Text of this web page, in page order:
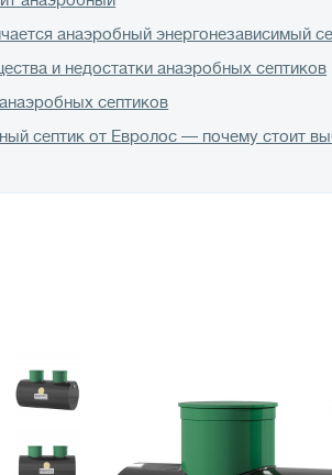
анаэробный энергонезависимый
и недостатки анаэробных септиков
септиков
септик от Евролос — почему стоит